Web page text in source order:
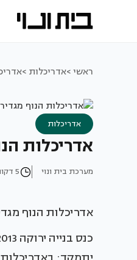
ראשי >אדריכלות >
אדריכלות
אדריכלות
מערכת בית ונוי 5 דקות קריאה
אדריכלות הנוף